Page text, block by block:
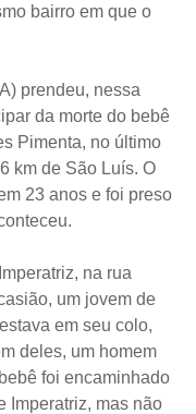
bairro em que o
prendeu, nessa
da morte do bebê
Pimenta, no último
km de São Luís. O
23 anos e foi preso
na rua
um jovem de
em seu colo,
deles, um homem
foi encaminhado
Imperatriz, mas não